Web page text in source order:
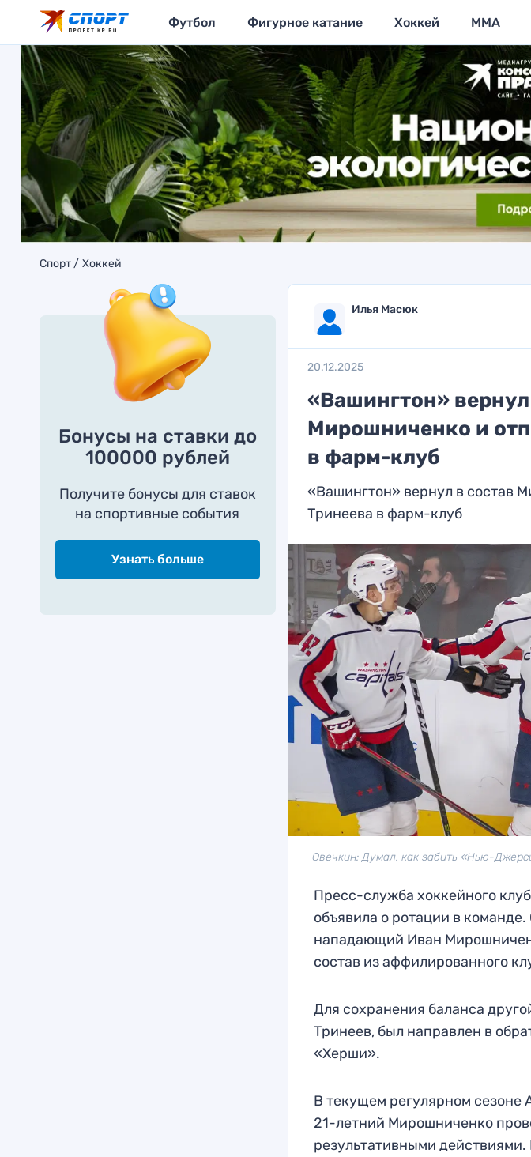
Футбол Фигурное катание Хоккей MMA
Спорт Хоккей
Бонусы на ставки до
100000 рублей
Получите бонусы для ставок
на спортивные события
Узнать больше
Илья Масюк
20.12.2025
«Вашингтон» вернул
Мирошниченко и
в фарм-клуб
«Вашингтон» вернул в состав
Тринеева в фарм-клуб
Овечкин: Думал, как забить «Нью-
Пресс-служба хоккейного
объявила о ротации в
нападающий Иван
состав из аффилированного
Для сохранения баланса
Тринеев, был направлен в
«Херши».
В текущем регулярном сезоне
21-летний Мирошниченко
результативными